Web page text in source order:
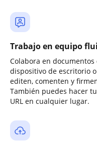
Trabajo en equipo
Colabora en
dispositivo de escritorio
editen, comenten y
También puedes hacer
URL en cualquier lugar.